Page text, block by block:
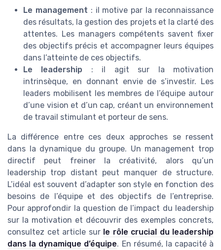
Le management : il motive par la reconnaissance
des résultats, la gestion des projets et la clarté des
attentes. Les managers compétents savent fixer
des objectifs précis et accompagner leurs équipes
dans l’atteinte de ces objectifs.
Le leadership : il agit sur la motivation
intrinsèque, en donnant envie de s’investir. Les
leaders mobilisent les membres de l’équipe autour
d’une vision et d’un cap, créant un environnement
de travail stimulant et porteur de sens.
La différence entre ces deux approches se ressent
dans la dynamique du groupe. Un management trop
directif peut freiner la créativité, alors qu’un
leadership trop distant peut manquer de structure.
L’idéal est souvent d’adapter son style en fonction des
besoins de l’équipe et des objectifs de l’entreprise.
Pour approfondir la question de l’impact du leadership
sur la motivation et découvrir des exemples concrets,
consultez cet article sur le rôle crucial du leadership
dans la dynamique d’équipe. En résumé, la capacité à